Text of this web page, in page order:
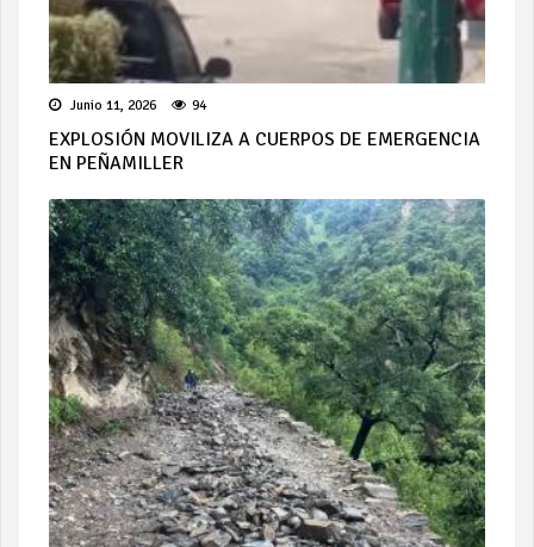
Junio 11, 2026 94
EXPLOSIÓN MOVILIZA A CUERPOS DE EMERGENCIA
EN PEÑAMILLER